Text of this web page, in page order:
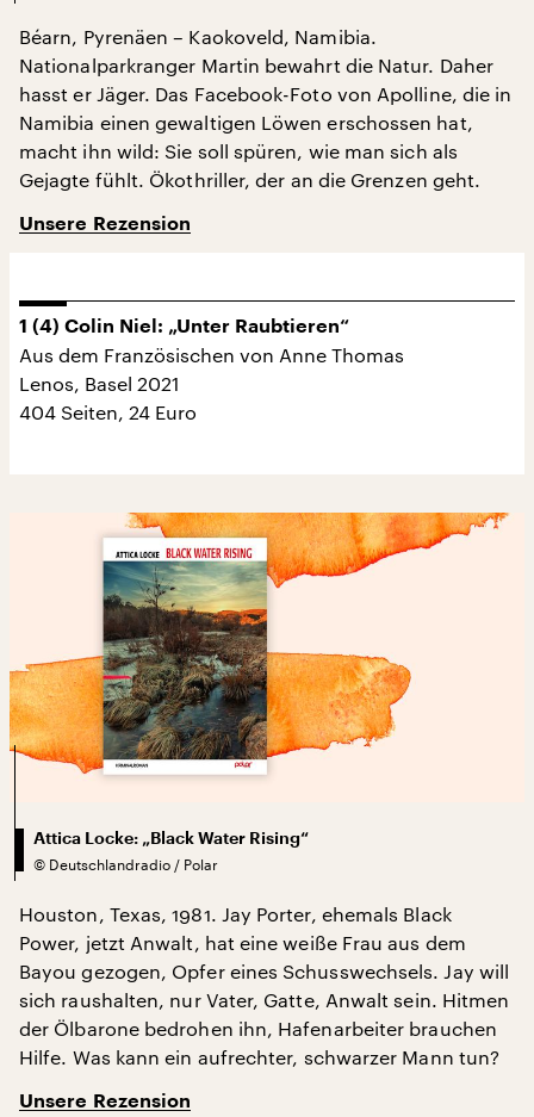
Béarn, Pyrenäen – Kaokoveld, Namibia.
Nationalparkranger Martin bewahrt die Natur. Daher
hasst er Jäger. Das Facebook-Foto von Apolline, die in
Namibia einen gewaltigen Löwen erschossen hat,
macht ihn wild: Sie soll spüren, wie man sich als
Gejagte fühlt. Ökothriller, der an die Grenzen geht.
Unsere Rezension
1 (4) Colin Niel: „Unter Raubtieren“
Aus dem Französischen von Anne Thomas
Lenos, Basel 2021
404 Seiten, 24 Euro
Attica Locke: „Black Water Rising“
© Deutschlandradio / Polar
Houston, Texas, 1981. Jay Porter, ehemals Black
Power, jetzt Anwalt, hat eine weiße Frau aus dem
Bayou gezogen, Opfer eines Schusswechsels. Jay will
sich raushalten, nur Vater, Gatte, Anwalt sein. Hitmen
der Ölbarone bedrohen ihn, Hafenarbeiter brauchen
Hilfe. Was kann ein aufrechter, schwarzer Mann tun?
Unsere Rezension